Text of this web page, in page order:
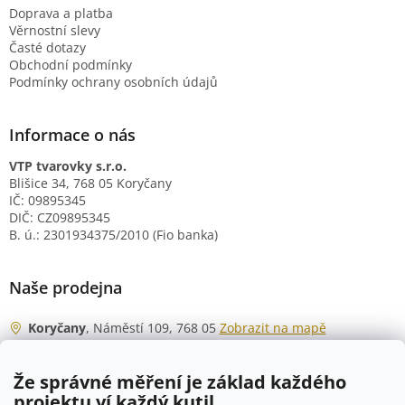
Že správné měření je základ každého
Doprava a platba
Věrnostní slevy
Časté dotazy
Obchodní podmínky
Podmínky ochrany osobních údajů
Informace o nás
VTP tvarovky s.r.o.
Blišice 34, 768 05 Koryčany
IČ: 09895345
DIČ: CZ09895345
B. ú.: 2301934375/2010 (Fio banka)
Naše prodejna
Koryčany, Náměstí 109, 768 05 Zobrazit na mapě
Po - Čt
06:00 - 07:00